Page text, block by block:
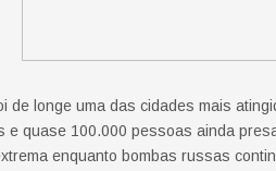
de longe uma das cidades mais
e quase 100.000 pessoas ainda
enquanto bombas russas